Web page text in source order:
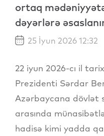
ortaq
dəyərlərə
25 İyun 2026 12:32
22 iyun 2026-cı il
Prezidenti Sərdar
Azərbaycana dövlət
arasında
hadisə kimi yadda